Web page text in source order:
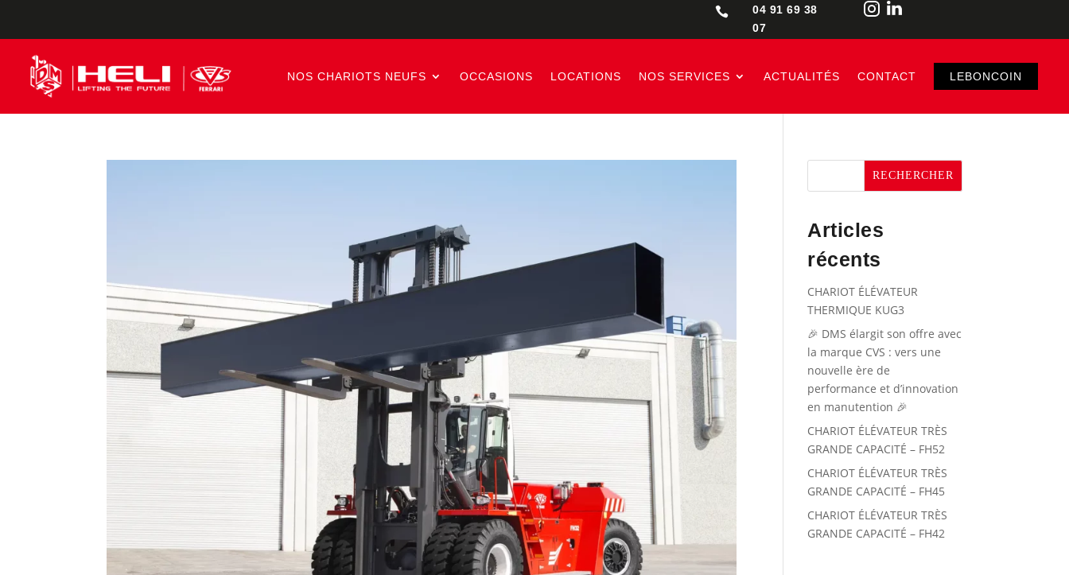

04 91 69 38
07
NOS CHARIOTS NEUFS OCCASIONS LOCATIONS NOS SERVICES ACTUALITÉS CONTACT LEBONCOIN
RECHERCHER
Articles
récents
CHARIOT ÉLÉVATEUR
THERMIQUE KUG3
🎉 DMS élargit son offre avec
la marque CVS : vers une
nouvelle ère de
performance et d’innovation
en manutention 🎉
CHARIOT ÉLÉVATEUR TRÈS
GRANDE CAPACITÉ – FH52
CHARIOT ÉLÉVATEUR TRÈS
GRANDE CAPACITÉ – FH45
CHARIOT ÉLÉVATEUR TRÈS
GRANDE CAPACITÉ – FH42